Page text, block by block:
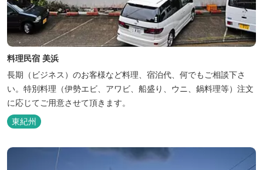
料理民宿 美浜
長期（ビジネス）のお客様など料理、宿泊代、何でもご相談下さ
い。特別料理（伊勢エビ、アワビ、船盛り、ウニ、鍋料理等）注文
に応じてご用意させて頂きます。
東紀州